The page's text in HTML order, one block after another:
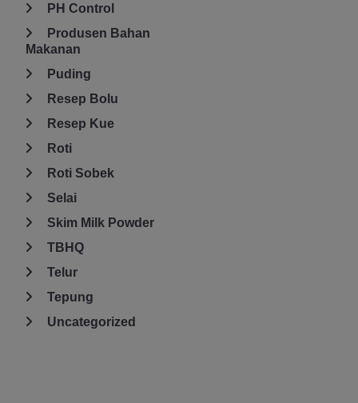
PH Control
Produsen Bahan
Makanan
Puding
Resep Bolu
Resep Kue
Roti
Roti Sobek
Selai
Skim Milk Powder
TBHQ
Telur
Tepung
Uncategorized